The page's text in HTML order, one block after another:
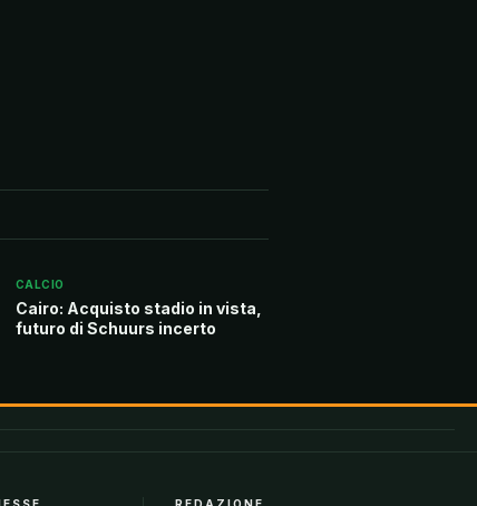
CALCIO
Cairo: Acquisto stadio in vista,
futuro di Schuurs incerto